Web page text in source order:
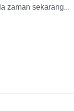
zaman sekarang...